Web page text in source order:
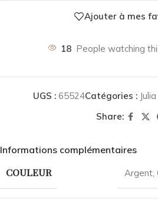
Ajouter à mes
18 People watching
UGS : 65524Catégories :
Share:
Informations complémentaires
COULEUR Argent